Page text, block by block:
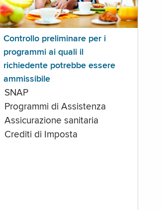
Controllo preliminare per i
programmi ai quali il
richiedente potrebbe essere
ammissibile
SNAP
Programmi di Assistenza
Assicurazione sanitaria
Crediti di Imposta